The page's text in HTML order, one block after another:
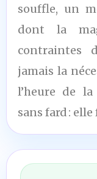
souffle, un
dont la
contraintes
jamais la
l’heure de
sans fard :